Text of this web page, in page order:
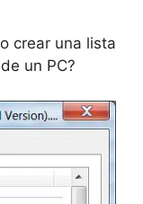
crear una lista
un PC?